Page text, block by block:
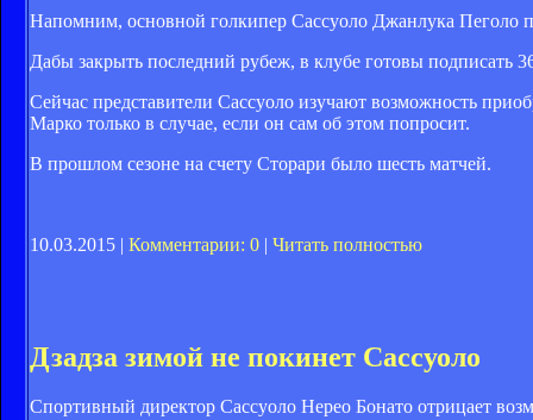
Напомним, основной голкипер Сассуоло Джанлука Пеголо
Дабы закрыть последний рубеж, в клубе готовы
Сейчас представители Сассуоло изучают возможность
Марко только в случае, если он сам об этом попросит.
В прошлом сезоне на счету Сторари было шесть матчей.
10.03.2015 | Комментарии: 0 | Читать полностью
Дзадза зимой не покинет Сассуоло
Спортивный директор Сассуоло Нерео Бонато отрицает